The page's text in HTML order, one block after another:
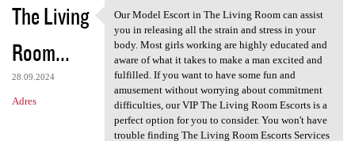
The Living
Room...
28.09.2024
Adres
Our Model Escort in The
Our Model Escort in The Living Room can assist
you in releasing all the strain and stress in your
body. Most girls working are highly educated and
aware of what it takes to make a man excited and
fulfilled. If you want to have some fun and
amusement without worrying about commitment
difficulties, our VIP The Living Room Escorts is a
perfect option for you to consider. You won't have
trouble finding The Living Room Escorts Services